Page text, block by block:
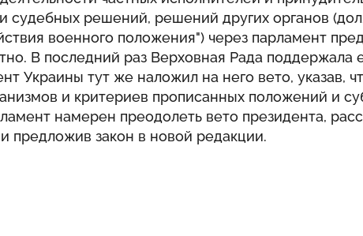
судебных решений, решений других органов
военного положения") через парламент
В последний раз Верховная Рада поддержала
Украины тут же наложил на него вето, указав,
и критериев прописанных положений и
намерен преодолеть вето президента,
предложив закон в новой редакции.